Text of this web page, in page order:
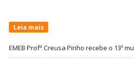
Leia mais
EMEB Profª Creusa Pinho recebe o 13º